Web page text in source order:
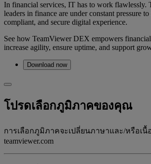
In financial services, IT has to work flawlessly.
leaders in finance are under constant pressure
compliant, and secure digital experience.
See how TeamViewer DEX empowers
increase agility, ensure uptime, and support
Download now
โปรดเลือกภูมิภาคของคุณ
การเลือกภูมิภาคจะเปลี่ยนภาษาและ/หรือเนื้
teamviewer.com